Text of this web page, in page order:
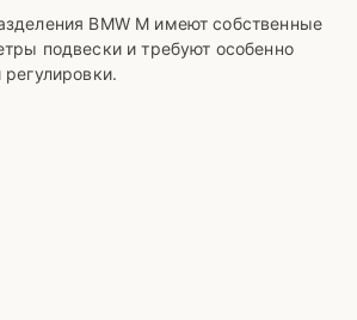
BMW M имеют собственные
подвески и требуют особенно